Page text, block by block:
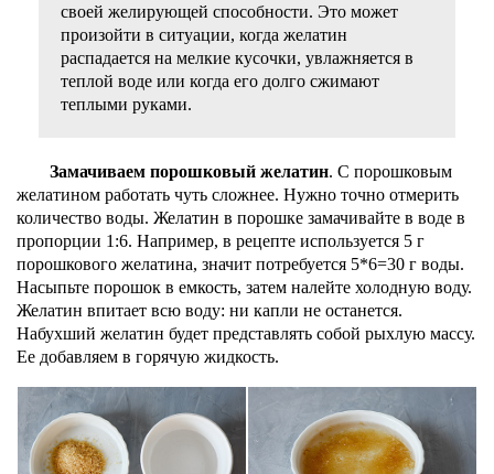
своей желирующей способности. Это может
произойти в ситуации, когда желатин
распадается на мелкие кусочки, увлажняется в
теплой воде или когда его долго сжимают
теплыми руками.
Замачиваем порошковый желатин. С порошковым
желатином работать чуть сложнее. Нужно точно отмерить
количество воды. Желатин в порошке замачивайте в воде в
пропорции 1:6. Например, в рецепте используется 5 г
порошкового желатина, значит потребуется 5*6=30 г воды.
Насыпьте порошок в емкость, затем налейте холодную воду.
Желатин впитает всю воду: ни капли не останется.
Набухший желатин будет представлять собой рыхлую массу.
Ее добавляем в горячую жидкость.